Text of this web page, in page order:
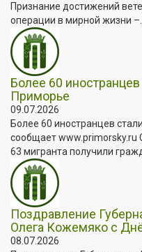
Признание достижений
операции в мирной жизни –...
Более 60
Приморье
09.07.2026
Более 60 иностранцев
сообщает www.primorsky.ru
63 мигранта получили
Поздравление
Олега Кожемяко с
08.07.2026